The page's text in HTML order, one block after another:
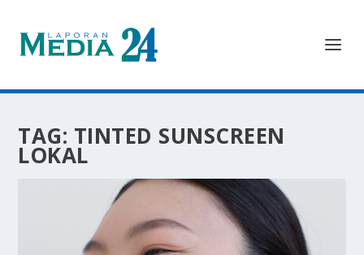
TAG: TINTED SUNSCREEN
LOKAL